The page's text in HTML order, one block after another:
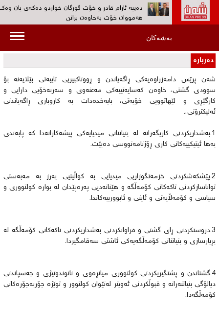
دەبیە ئارام قادر و خۆت گورگان خواردو ده‌كه‌ی یان
هەمووان خۆت بەخاوەن بزانن‌
ڕۆژانى 19 و 20ى ئەم مانگە کۆنگرەى پێنجی
بێنێتە ئاراوە‌
بەڤیدیۆ... 30 ئەندامی پارتی کرێکارانی کوردستان
دەیانسووتێنن‌
نیشتمانیی بزانه‌؟‌
بەشەکان
دەربارە
شەن پرێس دامەزراوەیەكی ڕاگەیاندن و ڕووناكبیریی تایبەتی بێلایەنە بۆ
سوودی گشتی، خاوەن كەسایەتییەكی مەعنەوی و سەربەخۆیی دارایی و
كارگێڕی و لێهاتوویی خۆیەتی، بایەخدەدات بە كاروباری ڕاگەیاندنی
ئەلیكترۆنی،.
1.بەشداریكردنی كاریگەرانە لە بنیاتنانی میدیایەكی پیشەكارانەدا كە پابەندی
بەها ئیتیكییەكانی كاری ڕۆژنامەنووسی دەبێت.
2.پێشكەشكردنی خزمەتگوزاریی میدیایی بە كواڵیتیی بەرز بە مەبەستی
تواناسازكردنی تاكەكانی كۆمەڵگە و هێنانەدیی پەرەپێدان لە بوارە كولتووری و
سیاسی و كۆمەڵایەتی و ئاینی و ئابوورییەكاندا.
3.دروستكردنی ڕای گشتی و فراوانكردنی بەشداریكردنی تاكەكانی كۆمەڵگە لە
بڕیارسازی و بنیاتنانی كۆمەڵگەیەكی ئاشتی سەقامگیردا.
4.گشتاندن و پشتگیریكردنی كولتووری میانڕەوی و ناتوندوتیژی و چەسپاندنی
دیالۆگی بنیاتنەرانە و قبوڵكردنی ئەویتر لەنێوان كولتوور و توێژە جۆربەجۆرەكانی
كۆمەڵگەدا.